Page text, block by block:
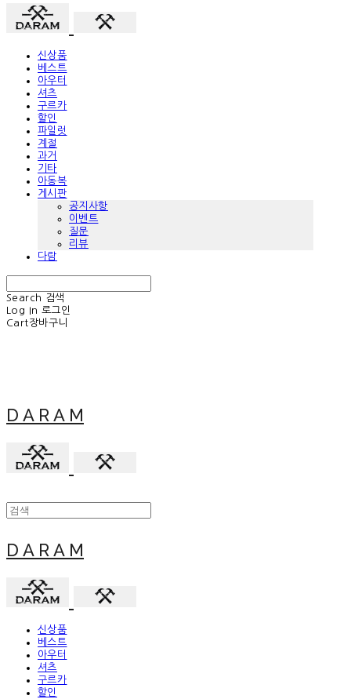
신상품
베스트
아우터
셔츠
구르카
할인
파일럿
계절
과거
기타
아동복
게시판
공지사항
이벤트
질문
리뷰
다람
Search
검색
Log In 로그인
Cart장바구니
D A R A M
D A R A M
신상품
베스트
아우터
셔츠
구르카
할인